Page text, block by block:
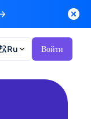
Ru Войти